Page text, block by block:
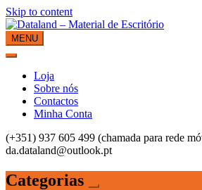
Skip to content
Dataland – Material de Escritório
Material de Escritório
MENU
Loja
Sobre nós
Contactos
Minha Conta
(+351) 937 605 499 (chamada para rede
da.dataland@outlook.pt
Categorias